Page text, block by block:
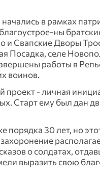
в рамках
ны
Свапские Дворы
Посадка, селе
работы в
воинов.
проект - личная
Старт ему был дан
порядка 30 лет, но
о солдатах,
выразить свою